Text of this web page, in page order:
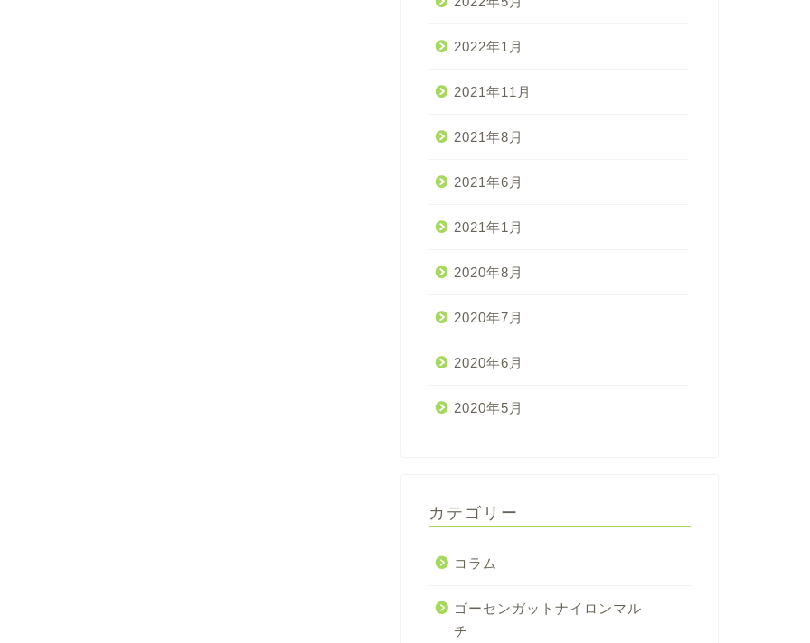
2022年1月
2021年11月
2021年8月
2021年6月
2021年1月
2020年8月
2020年7月
2020年6月
2020年5月
カテゴリー
コラム
ゴーセンガットナイロンマル
チ